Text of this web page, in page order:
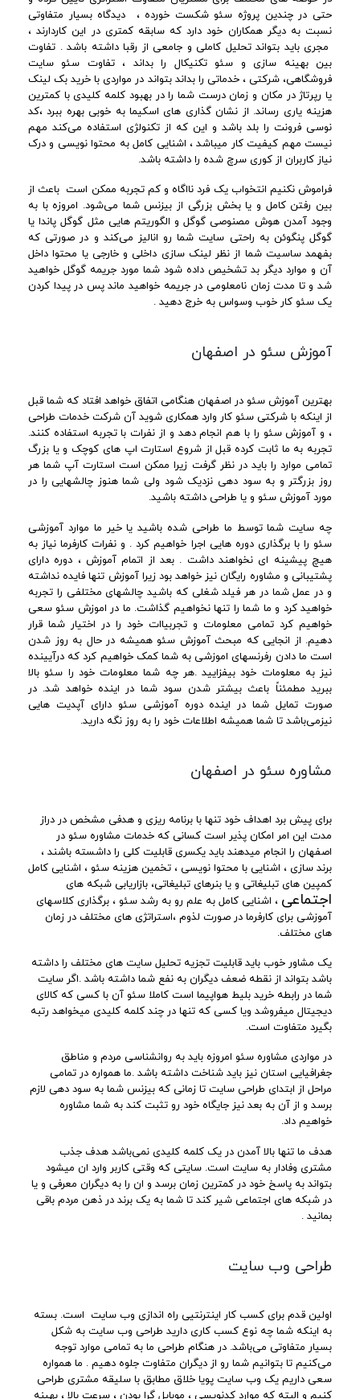
حتی در چندین پروژه سئو شکست خورده ، دیدگاه بسیار متفاوتی
نسبت به دیگر همکاران خود دارد که سابقه کمتری در این کاردارند ،
مجری باید بتواند تحلیل کاملی و جامعی از رقبا داشته باشد . تفاوت
بین بهینه سازی و سئو تکنیکال را بداند ، تفاوت سئو سایت
فروشگاهی، شرکتی ، خدماتی را بداند بتواند در مواردی با خرید بک لینک
یا رپرتاژ در مکان و زمان درست شما را در بهبود کلمه کلیدی با کمترین
هزینه یاری رساند. از نشان گذاری های اسکیما به خوبی بهره ببرد ،کد
نوسی فرونت را بلد باشد و این که از تکنولژی استفاده می‌کند مهم
نیست مهم کیفیت کار میباشد ، اشنایی کامل به محتوا نویسی و درک
نیاز کاربران از کوری سرچ شده را داشته باشد.
فراموش نکنیم انتخواب یک فرد نااگاه و کم تجربه ممکن است باعث از
بین رفتن کامل و یا بخش بزرگی از بیزنس شما می‌شود. امروزه با به
وجود آمدن هوش مصنوصی گوگل و الگوریتم هایی مثل گوگل پاندا یا
گوگل پنگوئن به راحتی سایت شما رو انالیز می‌کند و در صورتی که
بفهمد ساسیت شما از نظر لینک سازی داخلی و خارجی یا محتوا داخل
آن و موارد دیگر بد تشخیص داده شود شما مورد جریمه گوگل خواهید
شد و تا مدت زمان نامعلومی در جریمه خواهید ماند پس در پیدا کردن
یک سئو کار خوب وسواس به خرج دهید .
آموزش سئو در اصفهان
بهترین آموزش سئو در اصفهان هنگامی اتفاق خواهد افتاد که شما قبل
از اینکه با شرکتی سئو کار وارد همکاری شوید آن شرکت خدمات طراحی
، و آموزش سئو را با هم انجام دهد و از نفرات با تجربه استفاده کنند.
تجربه به ما ثابت کرده قبل از شروع استارت اپ های کوچک و یا بزرگ
تمامی موارد را باید در نظر گرفت زیرا ممکن است استارت آپ شما هر
روز بزرگتر و به سود دهی نزدیک شود ولی شما هنوز چالشهایی را در
مورد آموزش سئو و یا طراحی داشته باشید.
چه سایت شما توسط ما طراحی شده باشید یا خیر ما موارد آموزشی
سئو را با برگذاری دوره هایی اجرا خواهیم کرد . و نفرات کارفرما نیاز به
هیچ پیشینه ای نخواهند داشت . بعد از اتمام آموزش ، دوره دارای
پشتیبانی و مشاوره رایگان نیز خواهد بود زیرا آموزش تنها فایده نداشته
و در عمل شما در هر فیلد شغلی که باشید چالشهای مختلفی را تجربه
خواهید کرد و ما شما را تنها نخواهیم گذاشت. ما در اموزش سئو سعی
خواهیم کرد تمامی معلومات و تجربیاات خود را در اختیار شما قرار
دهیم. از انجایی که مبحث آموزش سئو همیشه در حال به روز شدن
است ما دادن رفرنسهای اموزشی به شما کمک خواهیم کرد که درآیینده
نیز به معلومات خود بیفزایید .هر چه شما معلومات خود را سئو بالا
ببرید مطمئناً باعث بیشتر شدن سود شما در اینده خواهد شد. در
صورت تمایل شما در اینده دوره آموزشی سئو دارای آپدیت هایی
نیزمی‌باشد تا شما همیشه اطلاعات خود را به روز نگه دارید.
مشاوره سئو در اصفهان
برای پیش برد اهداف خود تنها با برنامه ریزی و هدفی مشخص در دراز
مدت این امر امکان پذیر است کسانی که خدمات مشاوره سئو در
اصفهان را انجام میدهند باید یکسری قابلیت کلی را داشسته باشند ،
برند سازی ، اشنایی با محتوا نویسی ، تخمین هزینه سئو ، اشنایی کامل
کمپین های تبلیغاتی و یا بنرهای تبلیغاتی، بازاریابی شبکه های
اجتماعی ، اشنایی کامل به علم رو به رشد سئو ، برگذاری کلاسهای
آموزشی برای کارفرما در صورت لذوم ،استراتژی های مختلف در زمان
های مختلف.
یک مشاور خوب باید قابلیت تجزیه تحلیل سایت های مختلف را داشته
باشد بتواند از نقطه ضعف دیگران به نفع شما داشته باشد .اگر سایت
شما در رابطه خرید بلیط هواپیما است کاملا سئو آن با کسی که کالای
دیجیتال میفروشد ویا کسی که تنها در چند کلمه کلیدی میخواهد رتبه
بگیرد متفاوت است.
در مواردی مشاوره سئو امروزه باید به روانشناسی مردم و مناطق
جغرافیایی استان نیز باید شناخت داشته باشد .ما همواره در تمامی
مراحل از ابتدای طراحی سایت تا زمانی که بیزنس شما به سود دهی لازم
برسد و از آن به بعد نیز جایگاه خود رو تثبت کند به شما مشاوره
خواهیم داد.
هدف ما تنها بالا آمدن در یک کلمه کلیدی نمی‌باشد هدف جذب
مشتری وفادار به سایت است. سایتی که وقتی کاربر وارد ان میشود
بتواند به پاسخ خود در کمترین زمان برسد و ان را به دیگران معرفی و یا
در شبکه های اجتماعی شیر کند تا شما به یک برند در ذهن مردم باقی
بمانید .
طراحی وب سایت
اولین قدم برای کسب کار اینترنتیی راه اندازی وب سایت است. بسته
به اینکه شما چه نوع کسب کاری دارید طراحی وب سایت به شکل
بسیار متفاوتی می‌باشد. در هنگام طراحی ما به تمامی موارد توجه
می‌کنیم تا بتوانیم شما رو از دیگران متفاوت جلوه دهیم . ما همواره
سعی داریم یک وب سایت پویا خلاق مطابق با سلیقه مشتری طراحی
کنیم و البته که موارد کدنویسی ، موبایل گرا بودن ، سرعت بالا ، بهینه